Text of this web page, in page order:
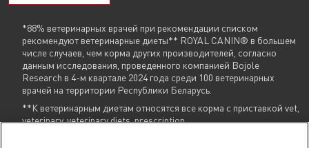
*88% ветеринарных врачей при рекомендации списком
рекомендуют ветеринарные диеты** ROYAL CANIN® в большем
числе случаев, чем корма других производителей, согласно
данным исследования, проведенного компанией Bojole
Research в 4-м квартале 2024 года среди 100 ветеринарных
врачей на территории Республики Беларусь.
**К ветеринарным диетам относятся все корма с приставкой vet,
veterinary, veterinary diets, prescription